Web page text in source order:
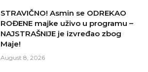
STRAVIČNO! Asmin se ODREKAO
ROĐENE majke uživo u programu –
NAJSTRAŠNIJE je izvređao zbog
Maje!
August 8, 2026